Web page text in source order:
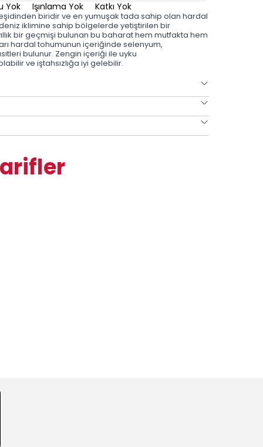
Yok Işınlama Yok Katkı Yok
biridir ve en yumuşak tada sahip olan hardal
iklimine sahip bölgelerde yetiştirilen bir
bir geçmişi bulunan bu baharat hem mutfakta hem
hardal tohumunun içeriğinde selenyum,
bulunur. Zengin içeriği ile uyku
ve iştahsızlığa iyi gelebilir.